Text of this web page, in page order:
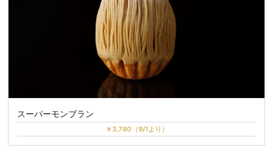
スーパーモンブラン
￥3,780（9/1より）